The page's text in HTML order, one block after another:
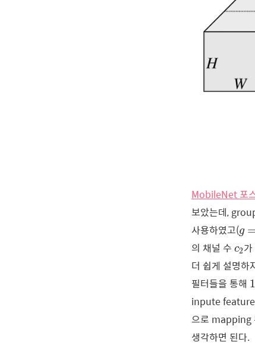
MobileNet 포
보았는데,
사용하였고(g =
g=2
의 채널 수 c2
c2
더 쉽게 설명하
필터들을 통해 1
inpute
으로 mapping
생각하면 된다.